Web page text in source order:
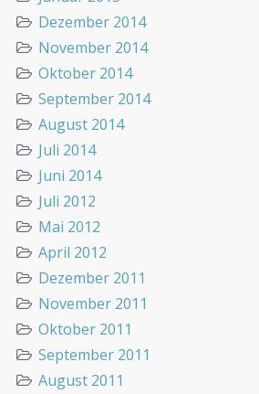
Dezember 2014
November 2014
Oktober 2014
September 2014
August 2014
Juli 2014
Juni 2014
Juli 2012
Mai 2012
April 2012
Dezember 2011
November 2011
Oktober 2011
September 2011
August 2011